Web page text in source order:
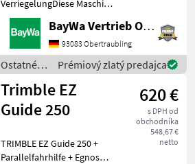
VerriegelungDiese Maschine
steht an unserem BayWa
Standort in DE - 94107
Untergriesbach.Gerne steht
Ihnen Herr Anetseder Tel.
0151/16104804
BayWa Vertrieb Obertraubling
93083 Obertraubling
Ostatné
traktorové
komponenty
/ Fendt
Prémiový zlatý predajca
Trimble EZ
Guide 250
620 €
s DPH od
obchodníka
548,67 €
netto
TRIMBLE EZ Guide 250 +
Parallelfahrhilfe + Egnos